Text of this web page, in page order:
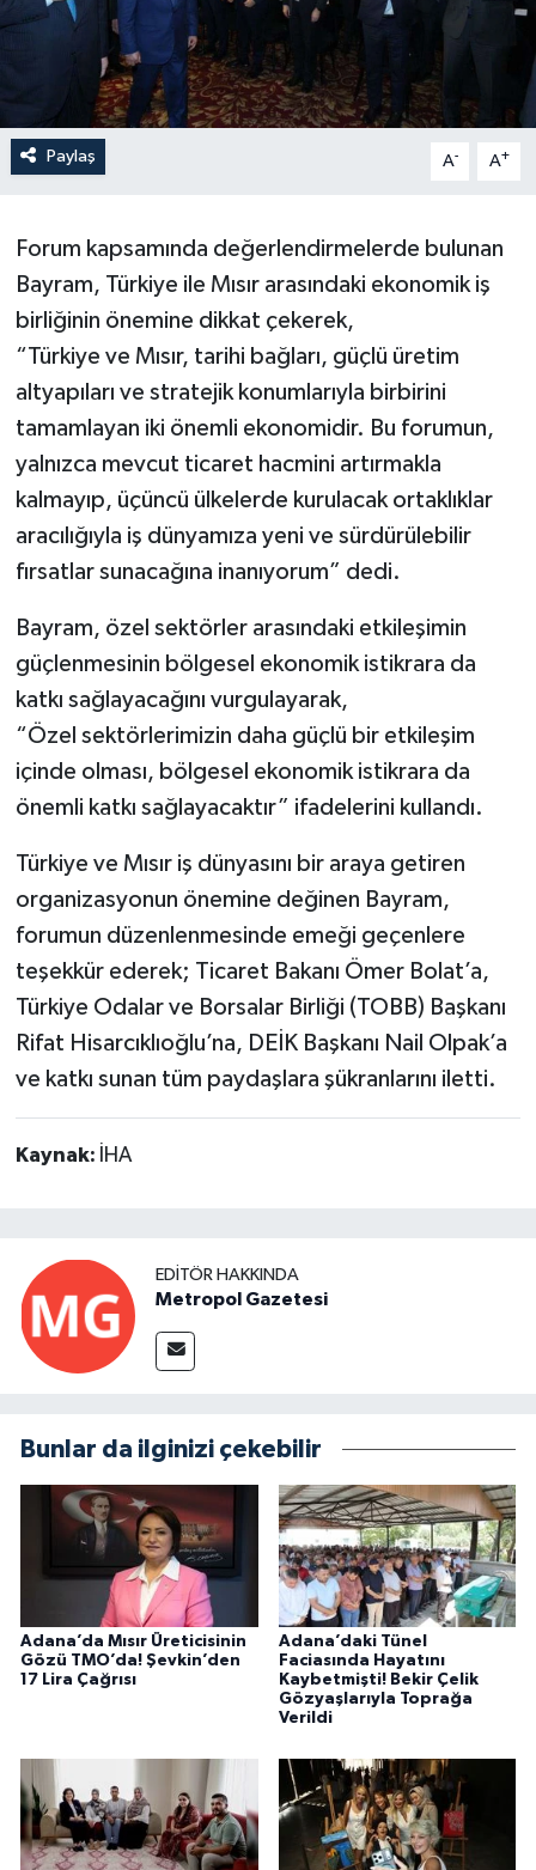
Paylaş A- A+
Forum kapsamında değerlendirmelerde bulunan
Bayram, Türkiye ile Mısır arasındaki ekonomik iş
birliğinin önemine dikkat çekerek,
“Türkiye ve Mısır, tarihi bağları, güçlü üretim
altyapıları ve stratejik konumlarıyla birbirini
tamamlayan iki önemli ekonomidir. Bu forumun,
yalnızca mevcut ticaret hacmini artırmakla
kalmayıp, üçüncü ülkelerde kurulacak ortaklıklar
aracılığıyla iş dünyamıza yeni ve sürdürülebilir
fırsatlar sunacağına inanıyorum” dedi.
Bayram, özel sektörler arasındaki etkileşimin
güçlenmesinin bölgesel ekonomik istikrara da
katkı sağlayacağını vurgulayarak,
“Özel sektörlerimizin daha güçlü bir etkileşim
içinde olması, bölgesel ekonomik istikrara da
önemli katkı sağlayacaktır” ifadelerini kullandı.
Türkiye ve Mısır iş dünyasını bir araya getiren
organizasyonun önemine değinen Bayram,
forumun düzenlenmesinde emeği geçenlere
teşekkür ederek; Ticaret Bakanı Ömer Bolat’a,
Türkiye Odalar ve Borsalar Birliği (TOBB) Başkanı
Rifat Hisarcıklıoğlu’na, DEİK Başkanı Nail Olpak’a
ve katkı sunan tüm paydaşlara şükranlarını iletti.
Kaynak: İHA
EDITÖR HAKKINDA
Metropol Gazetesi
Bunlar da ilginizi çekebilir
Adana’da Mısır Üreticisinin
Gözü TMO’da! Şevkin’den
17 Lira Çağrısı
Adana’daki Tünel
Faciasında Hayatını
Kaybetmişti! Bekir Çelik
Gözyaşlarıyla Toprağa
Verildi